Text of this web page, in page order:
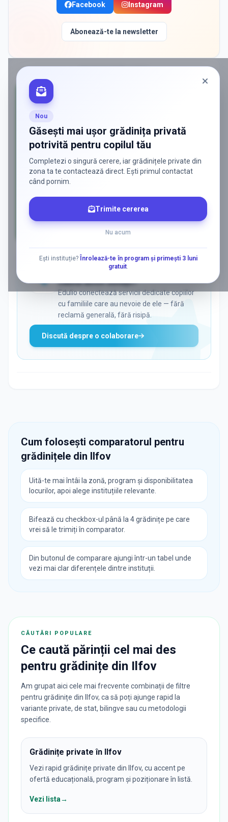
Facebook Instagram
Abonează-te la newsletter
Nou
Găsești mai ușor grădinița privată
potrivită pentru copilul tău
Completezi o singură cerere, iar grădinițele private din
zona ta te contactează direct. Ești primul contactat
când pornim.
Trimite cererea
Nu acum
Ești instituție?
Înrolează-te în program și primești 3 luni
gratuit.
Vrei să ajungi la părinții care
caută activ soluții?
Edulio conectează servicii dedicate copiilor
cu familiile care au nevoie de ele — fără
reclamă generală, fără risipă.
Discută despre o colaborare
Cum folosești comparatorul pentru
grădinițele din Ilfov
Uită-te mai întâi la zonă, program și disponibilitatea
locurilor, apoi alege instituțiile relevante.
Bifează cu checkbox-ul până la 4 grădinițe pe care
vrei să le trimiți în comparator.
Din butonul de comparare ajungi într-un tabel unde
vezi mai clar diferențele dintre instituții.
CĂUTĂRI POPULARE
Ce caută părinții cel mai des
pentru grădinițe din Ilfov
Am grupat aici cele mai frecvente combinații de filtre
pentru grădinițe din Ilfov, ca să poți ajunge rapid la
variante private, de stat, bilingve sau cu metodologii
specifice.
Grădinițe private în Ilfov
Vezi rapid grădinițe private din Ilfov, cu accent pe
ofertă educațională, program și poziționare în listă.
Vezi lista→